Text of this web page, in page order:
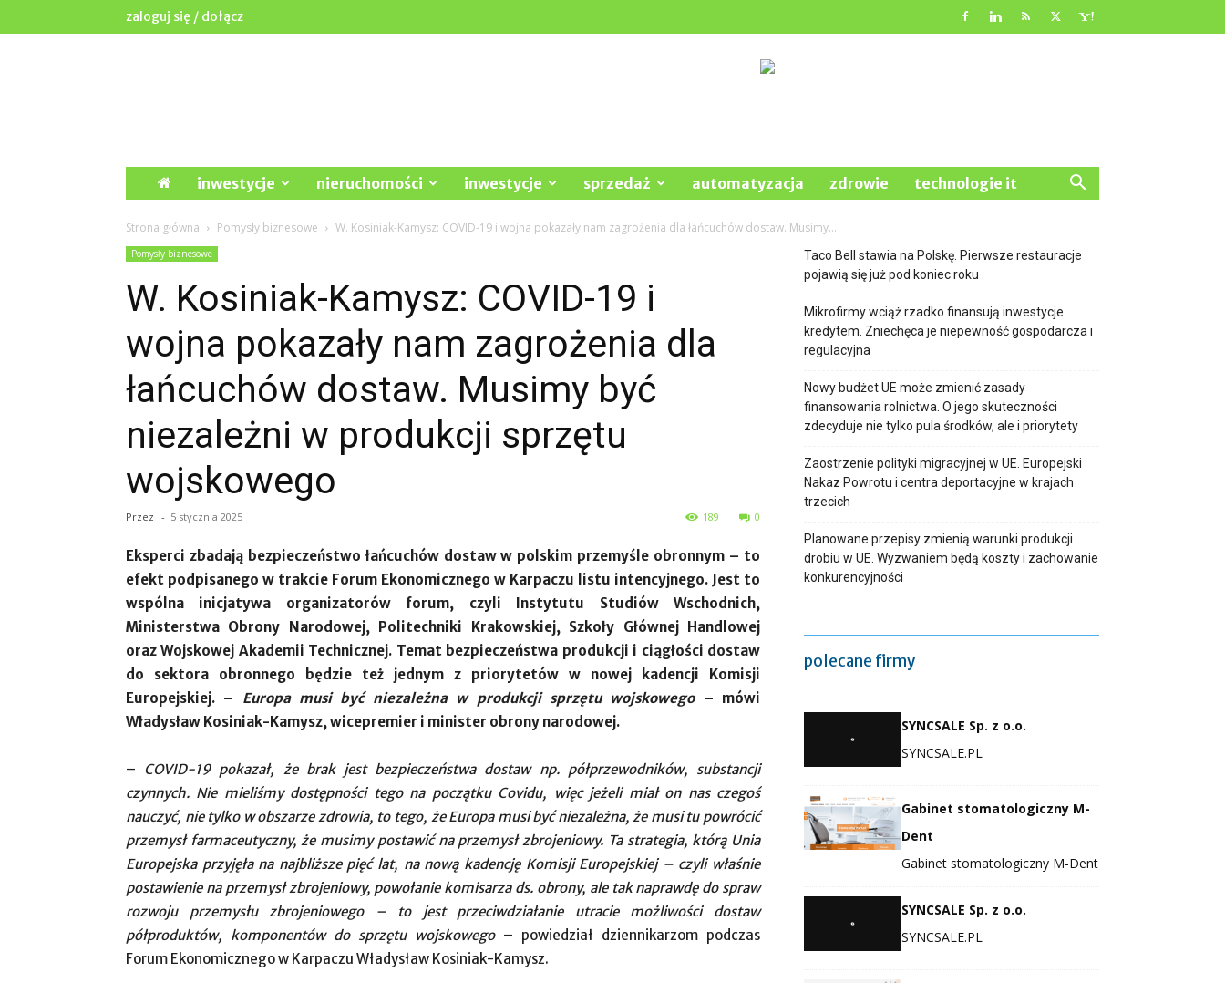
zaloguj się / dołącz
inwestycje nieruchomości inwestycje sprzedaż automatyzacja zdrowie technologie it
Strona główna Pomysły biznesowe W. Kosiniak-Kamysz: COVID-19 i wojna pokazały nam zagrożenia dla łańcuchów dostaw. Musimy...
Pomysły biznesowe
W. Kosiniak-Kamysz: COVID-19 i
wojna pokazały nam zagrożenia dla
łańcuchów dostaw. Musimy być
niezależni w produkcji sprzętu
wojskowego
Przez - 5 stycznia 2025 0
189
Eksperci zbadają bezpieczeństwo łańcuchów dostaw w polskim przemyśle obronnym – to
efekt podpisanego w trakcie Forum Ekonomicznego w Karpaczu listu intencyjnego. Jest to
wspólna inicjatywa organizatorów forum, czyli Instytutu Studiów Wschodnich,
Ministerstwa Obrony Narodowej, Politechniki Krakowskiej, Szkoły Głównej Handlowej
oraz Wojskowej Akademii Technicznej. Temat bezpieczeństwa produkcji i ciągłości dostaw
do sektora obronnego będzie też jednym z priorytetów w nowej kadencji Komisji
Europejskiej. – Europa musi być niezależna w produkcji sprzętu wojskowego – mówi
Władysław Kosiniak-Kamysz, wicepremier i minister obrony narodowej.
– COVID-19 pokazał, że brak jest bezpieczeństwa dostaw np. półprzewodników, substancji
czynnych. Nie mieliśmy dostępności tego na początku Covidu, więc jeżeli miał on nas czegoś
nauczyć, nie tylko w obszarze zdrowia, to tego, że Europa musi być niezależna, że musi tu powrócić
przemysł farmaceutyczny, że musimy postawić na przemysł zbrojeniowy. Ta strategia, którą Unia
Europejska przyjęła na najbliższe pięć lat, na nową kadencję Komisji Europejskiej – czyli właśnie
postawienie na przemysł zbrojeniowy, powołanie komisarza ds. obrony, ale tak naprawdę do spraw
rozwoju przemysłu zbrojeniowego – to jest przeciwdziałanie utracie możliwości dostaw
półproduktów, komponentów do sprzętu wojskowego – powiedział dziennikarzom podczas
Forum Ekonomicznego w Karpaczu Władysław Kosiniak-Kamysz.
Taco Bell stawia na Polskę. Pierwsze restauracje
pojawią się już pod koniec roku
Mikrofirmy wciąż rzadko finansują inwestycje
kredytem. Zniechęca je niepewność gospodarcza i
regulacyjna
Nowy budżet UE może zmienić zasady
finansowania rolnictwa. O jego skuteczności
zdecyduje nie tylko pula środków, ale i priorytety
Zaostrzenie polityki migracyjnej w UE. Europejski
Nakaz Powrotu i centra deportacyjne w krajach
trzecich
Planowane przepisy zmienią warunki produkcji
drobiu w UE. Wyzwaniem będą koszty i zachowanie
konkurencyjności
polecane firmy
SYNCSALE Sp. z o.o.
SYNCSALE.PL
Gabinet stomatologiczny M-
Dent
Gabinet stomatologiczny M-Dent
SYNCSALE Sp. z o.o.
SYNCSALE.PL